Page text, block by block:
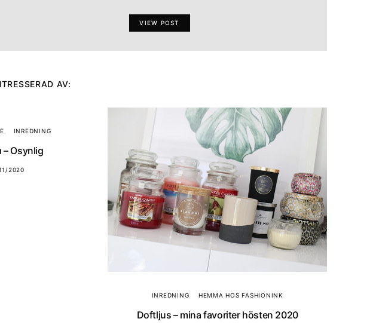
VIEW POST
AV:
INREDNING
– Osynlig
2020
INREDNING HEMMA HOS FASHIONINK
Doftljus – mina favoriter hösten 2020